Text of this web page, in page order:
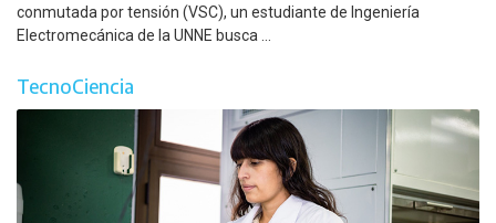
conmutada por tensión (VSC), un estudiante de Ingeniería
Electromecánica de la UNNE busca ...
TecnoCiencia